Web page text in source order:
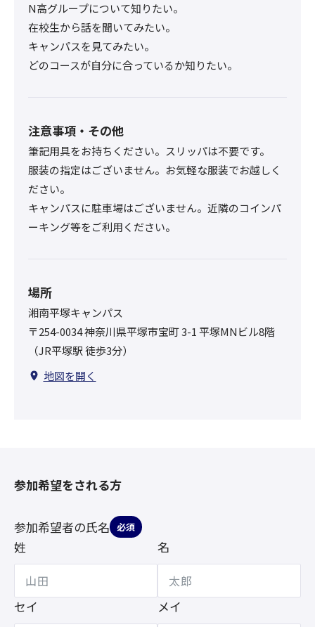
N高グループについて知りたい。
在校生から話を聞いてみたい。
キャンパスを見てみたい。
どのコースが自分に合っているか知りたい。
注意事項・その他
筆記用具をお持ちください。スリッパは不要です。
服装の指定はございません。お気軽な服装でお越しく
ださい。
キャンパスに駐車場はございません。近隣のコインパ
ーキング等をご利用ください。
場所
湘南平塚キャンパス
〒254-0034 神奈川県平塚市宝町 3-1 平塚MNビル8階
（JR平塚駅 徒歩3分）
地図を開く
参加希望をされる方
参加希望者の氏名 必須
姓 名
セイ メイ